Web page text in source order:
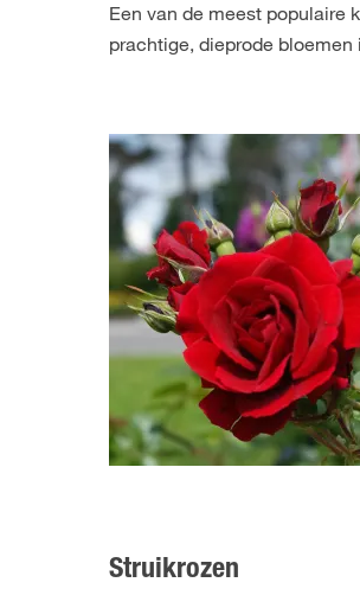
Een van de meest populaire
prachtige, dieprode
Struikrozen